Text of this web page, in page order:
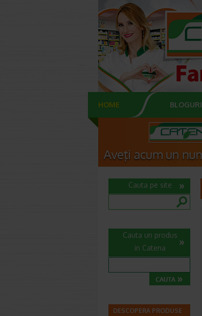
HOME BLOGURI
Cauta pe site
Cauta un produs
in Catena
DESCOPERA PRODUSE